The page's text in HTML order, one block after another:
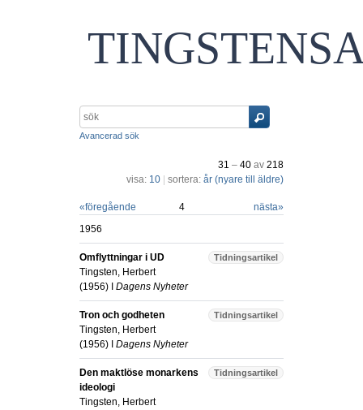
Avancerad sök
31 – 40 av 218
visa: 10 sortera: år (nyare till äldre)
«föregående 4 nästa»
1956
Tidningsartikel
Omflyttningar i UD
Tingsten, Herbert
(1956) I Dagens Nyheter
Tidningsartikel
Tron och godheten
Tingsten, Herbert
(1956) I Dagens Nyheter
Tidningsartikel
Den maktlöse monarkens
ideologi
Tingsten, Herbert